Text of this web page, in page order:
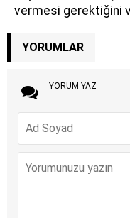
vermesi gerektiğini
YORUMLAR
YORUM YAZ